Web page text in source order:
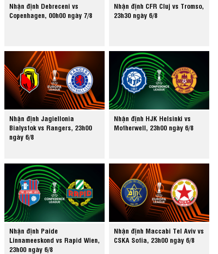
Nhận định Debreceni vs
Copenhagen, 00h00 ngày 7/8
Nhận định CFR Cluj vs Tromso,
23h30 ngày 6/8
Nhận định Jagiellonia
Bialystok vs Rangers, 23h00
ngày 6/8
Nhận định HJK Helsinki vs
Motherwell, 23h00 ngày 6/8
Nhận định Paide
Linnameeskond vs Rapid Wien,
23h00 ngày 6/8
Nhận định Maccabi Tel Aviv vs
CSKA Sofia, 23h00 ngày 6/8